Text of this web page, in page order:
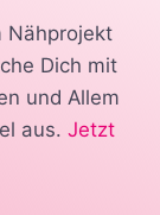
Nähprojekt
Dich mit
und Allem
aus. Jetzt